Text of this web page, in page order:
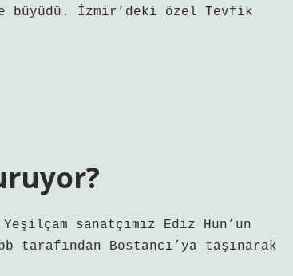
büyüdü. İzmir’deki özel Tevfik
sanatçımız Ediz Hun’un
Bostancı’ya taşınarak